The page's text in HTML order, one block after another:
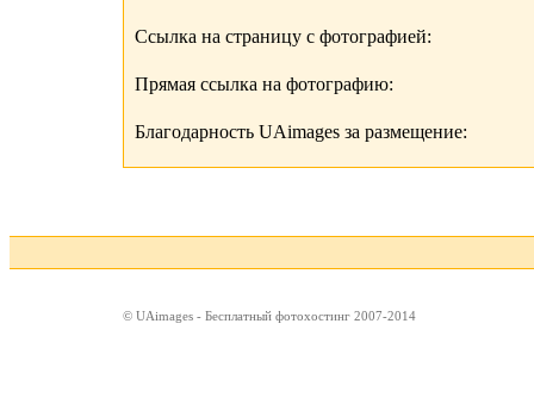
Ссылка на страницу с фотографией:
Прямая ссылка на фотографию:
Благодарность UAimages за размещение:
© UAimages - Бесплатный фотохостинг 2007-2014